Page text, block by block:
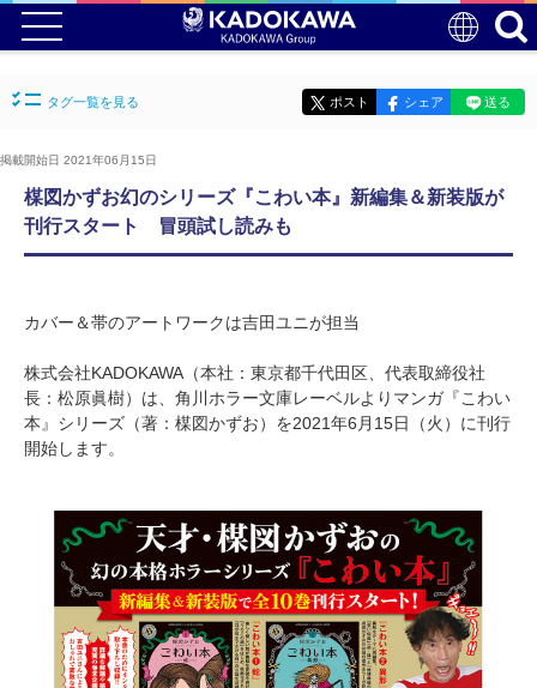
タグ一覧を見る ポスト シェア 送る
掲載開始日 2021年06月15日
楳図かずお幻のシリーズ『こわい本』新編集＆新装版が
刊行スタート 冒頭試し読みも
カバー＆帯のアートワークは吉田ユニが担当
株式会社KADOKAWA（本社：東京都千代田区、代表取締役社
長：松原眞樹）は、角川ホラー文庫レーベルよりマンガ『こわい
本』シリーズ（著：楳図かずお）を2021年6月15日（火）に刊行
開始します。